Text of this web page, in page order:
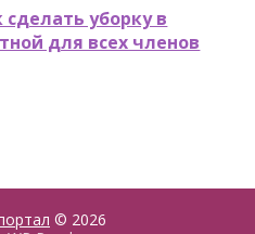
сделать уборку в
для всех членов
© 2026